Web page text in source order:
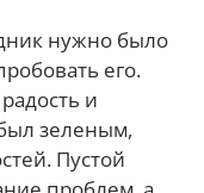
нужно было
его.
и
зеленым,
Пустой